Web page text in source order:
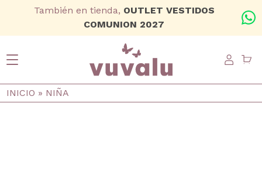
Ir al contenido principal
También en tienda, OUTLET VESTIDOS
COMUNION 2027
Ruta de navegación
INICIO NIÑA